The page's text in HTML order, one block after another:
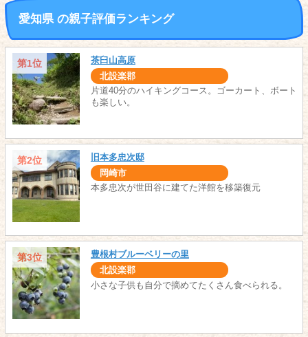
愛知県 の親子評価ランキング
第1位 茶臼山高原
北設楽郡
片道40分のハイキングコース。ゴーカート、ボート
も楽しい。
第2位 旧本多忠次邸
岡崎市
本多忠次が世田谷に建てた洋館を移築復元
第3位 豊根村ブルーベリーの里
北設楽郡
小さな子供も自分で摘めてたくさん食べられる。